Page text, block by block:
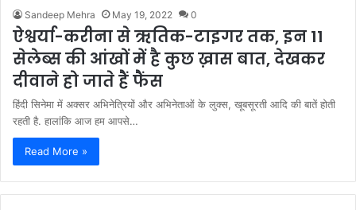
Sandeep Mehra May 19, 2022 0
ऐश्वर्या-करीना से ऋतिक-टाइगर तक, इन 11
सेलेब्स की आंखों में है कुछ ख़ास बात, देखकर
दीवाने हो जाते हैं फैंस
हिंदी सिनेमा में अक्सर अभिनेत्रियों और अभिनेताओं के लुक्स, खूबसूरती आदि की बातें होती
रहती है. हालांकि आज हम आपसे…
Read More »